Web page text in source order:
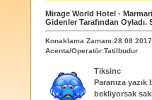
Mirage World Hotel‎ -
Gidenler Tarafından Oyladı.
Konaklama Zamanı:28 08
Acenta/Operatör:Tatilbudur
Tiksinc
Paranıza
bekliyorsak